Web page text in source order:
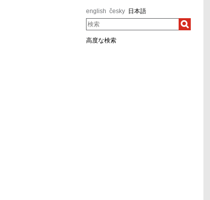
english česky 日本語
検索
高度な検索